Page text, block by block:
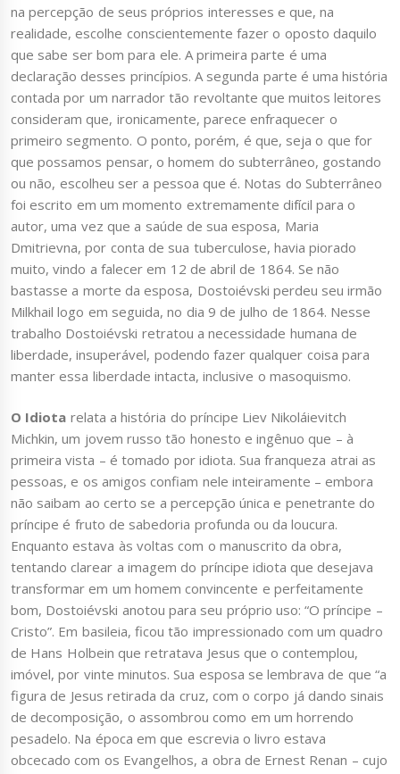
na percepção de seus próprios interesses e que, na
realidade, escolhe conscientemente fazer o oposto daquilo
que sabe ser bom para ele. A primeira parte é uma
declaração desses princípios. A segunda parte é uma história
contada por um narrador tão revoltante que muitos leitores
consideram que, ironicamente, parece enfraquecer o
primeiro segmento. O ponto, porém, é que, seja o que for
que possamos pensar, o homem do subterrâneo, gostando
ou não, escolheu ser a pessoa que é. Notas do Subterrâneo
foi escrito em um momento extremamente difícil para o
autor, uma vez que a saúde de sua esposa, Maria
Dmitrievna, por conta de sua tuberculose, havia piorado
muito, vindo a falecer em 12 de abril de 1864. Se não
bastasse a morte da esposa, Dostoiévski perdeu seu irmão
Milkhail logo em seguida, no dia 9 de julho de 1864. Nesse
trabalho Dostoiévski retratou a necessidade humana de
liberdade, insuperável, podendo fazer qualquer coisa para
manter essa liberdade intacta, inclusive o masoquismo.
O Idiota relata a história do príncipe Liev Nikoláievitch
Michkin, um jovem russo tão honesto e ingênuo que – à
primeira vista – é tomado por idiota. Sua franqueza atrai as
pessoas, e os amigos confiam nele inteiramente – embora
não saibam ao certo se a percepção única e penetrante do
príncipe é fruto de sabedoria profunda ou da loucura.
Enquanto estava às voltas com o manuscrito da obra,
tentando clarear a imagem do príncipe idiota que desejava
transformar em um homem convincente e perfeitamente
bom, Dostoiévski anotou para seu próprio uso: “O príncipe –
Cristo”. Em basileia, ficou tão impressionado com um quadro
de Hans Holbein que retratava Jesus que o contemplou,
imóvel, por vinte minutos. Sua esposa se lembrava de que “a
figura de Jesus retirada da cruz, com o corpo já dando sinais
de decomposição, o assombrou como em um horrendo
pesadelo. Na época em que escrevia o livro estava
obcecado com os Evangelhos, a obra de Ernest Renan – cujo